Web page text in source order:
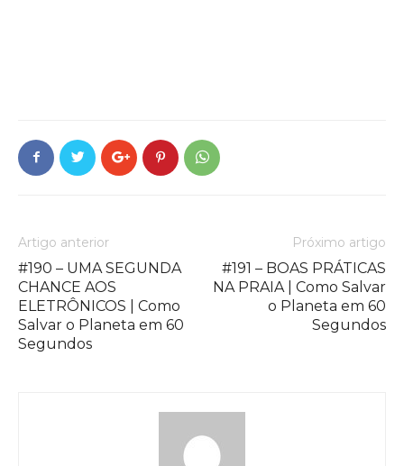
Artigo anterior
#190 – UMA SEGUNDA
CHANCE AOS
ELETRÔNICOS | Como
Salvar o Planeta em 60
Segundos
Próximo artigo
#191 – BOAS PRÁTICAS
NA PRAIA | Como Salvar
o Planeta em 60
Segundos